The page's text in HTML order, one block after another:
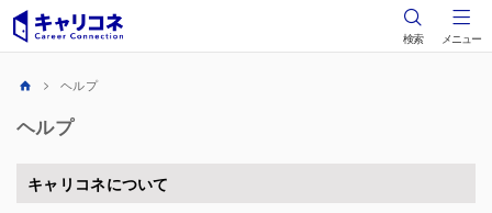
検索 メニュー
ヘルプ
ヘルプ
キャリコネについて